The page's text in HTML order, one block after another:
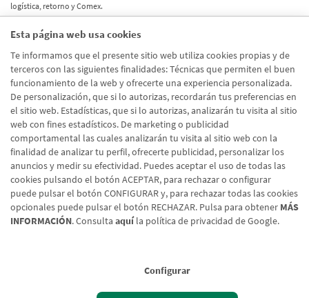
Esta página web usa cookies
Te informamos que el presente sitio web utiliza cookies propias y de
terceros con las siguientes finalidades: Técnicas que permiten el buen
funcionamiento de la web y ofrecerte una experiencia personalizada.
De personalización, que si lo autorizas, recordarán tus preferencias en
el sitio web. Estadísticas, que si lo autorizas, analizarán tu visita al sitio
web con fines estadísticos. De marketing o publicidad
comportamental las cuales analizarán tu visita al sitio web con la
finalidad de analizar tu perfil, ofrecerte publicidad, personalizar los
anuncios y medir su efectividad. Puedes aceptar el uso de todas las
cookies pulsando el botón ACEPTAR, para rechazar o configurar
puede pulsar el botón CONFIGURAR y, para rechazar todas las cookies
opcionales puede pulsar el botón RECHAZAR. Pulsa para obtener MÁS
INFORMACIÓN. Consulta aquíla política de privacidad de Google.
Configurar
logística, retorno y Comex.
Etiquetas
Actualidad(514)
Internacional(490)
Empresa(138)
Recomendaciones
Internacional - Cloned(8)
Actualidad - Cloned (8)